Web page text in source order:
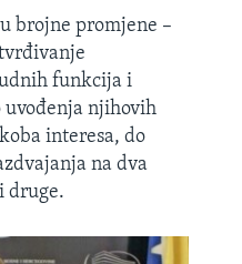
brojne promjene –
funkcija i
uvođenja njihovih
interesa, do
na dva
druge.